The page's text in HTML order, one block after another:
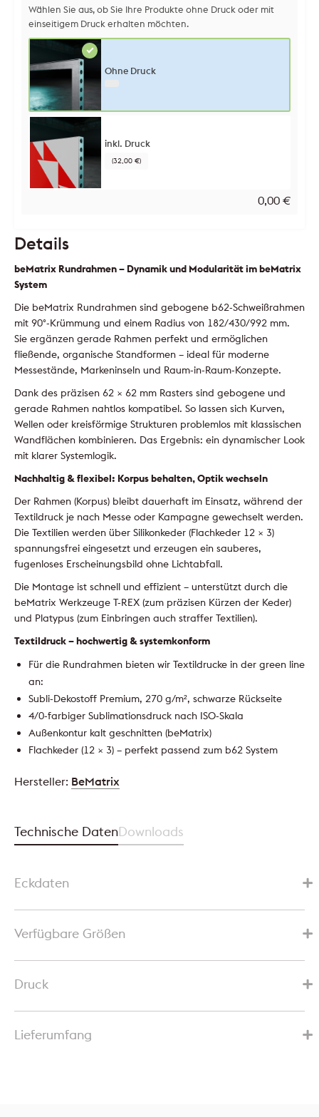
Wählen Sie aus, ob Sie Ihre Produkte ohne Druck oder mit
einseitigem Druck erhalten möchten.
Ohne Druck
inkl. Druck
(32,00 €)
0,00 €
Details
beMatrix Rundrahmen – Dynamik und Modularität im beMatrix
System
Die beMatrix Rundrahmen sind gebogene b62-Schweißrahmen
mit 90°-Krümmung und einem Radius von 182/430/992 mm.
Sie ergänzen gerade Rahmen perfekt und ermöglichen
fließende, organische Standformen – ideal für moderne
Messestände, Markeninseln und Raum-in-Raum-Konzepte.
Dank des präzisen 62 × 62 mm Rasters sind gebogene und
gerade Rahmen nahtlos kompatibel. So lassen sich Kurven,
Wellen oder kreisförmige Strukturen problemlos mit klassischen
Wandflächen kombinieren. Das Ergebnis: ein dynamischer Look
mit klarer Systemlogik.
Nachhaltig & flexibel: Korpus behalten, Optik wechseln
Der Rahmen (Korpus) bleibt dauerhaft im Einsatz, während der
Textildruck je nach Messe oder Kampagne gewechselt werden.
Die Textilien werden über Silikonkeder (Flachkeder 12 × 3)
spannungsfrei eingesetzt und erzeugen ein sauberes,
fugenloses Erscheinungsbild ohne Lichtabfall.
Die Montage ist schnell und effizient – unterstützt durch die
beMatrix Werkzeuge T-REX (zum präzisen Kürzen der Keder)
und Platypus (zum Einbringen auch straffer Textilien).
Textildruck – hochwertig & systemkonform
Für die Rundrahmen bieten wir Textildrucke in der green line
an:
Subli-Dekostoff Premium, 270 g/m², schwarze Rückseite
4/0-farbiger Sublimationsdruck nach ISO-Skala
Außenkontur kalt geschnitten (beMatrix)
Flachkeder (12 × 3) – perfekt passend zum b62 System
Hersteller: BeMatrix
Technische DatenDownloads
Eckdaten
Verfügbare Größen
Druck
Lieferumfang